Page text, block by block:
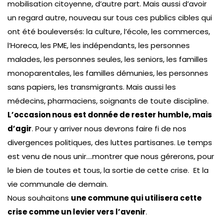
mobilisation citoyenne, d’autre part. Mais aussi d’avoir
un regard autre, nouveau sur tous ces publics cibles qui
ont été bouleversés: la culture, l’école, les commerces,
l’Horeca, les PME, les indépendants, les personnes
malades, les personnes seules, les seniors, les familles
monoparentales, les familles démunies, les personnes
sans papiers, les transmigrants. Mais aussi les
médecins, pharmaciens, soignants de toute discipline.
L’occasion nous est donnée de rester humble, mais
d’agir. Pour y arriver nous devrons faire fi de nos
divergences politiques, des luttes partisanes. Le temps
est venu de nous unir….montrer que nous gérerons, pour
le bien de toutes et tous, la sortie de cette crise. Et la
vie communale de demain.
Nous souhaitons une commune qui utilisera cette
crise comme un levier vers l’avenir.